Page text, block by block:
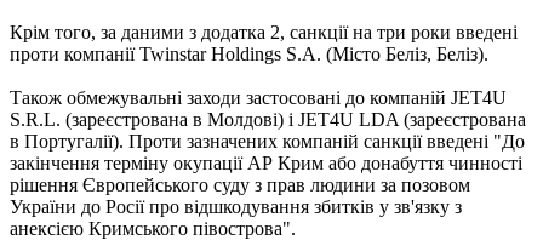
Крім того, за даними з додатка 2, санкції на три роки введені
проти компанії Twinstar Holdings S.A. (Місто Беліз, Беліз).
Також обмежувальні заходи застосовані до компаній JET4U
S.R.L. (зареєстрована в Молдові) і JET4U LDA (зареєстрована
в Португалії). Проти зазначених компаній санкції введені "До
закінчення терміну окупації АР Крим або донабуття чинності
рішення Європейського суду з прав людини за позовом
України до Росії про відшкодування збитків у зв'язку з
анексією Кримського півострова".